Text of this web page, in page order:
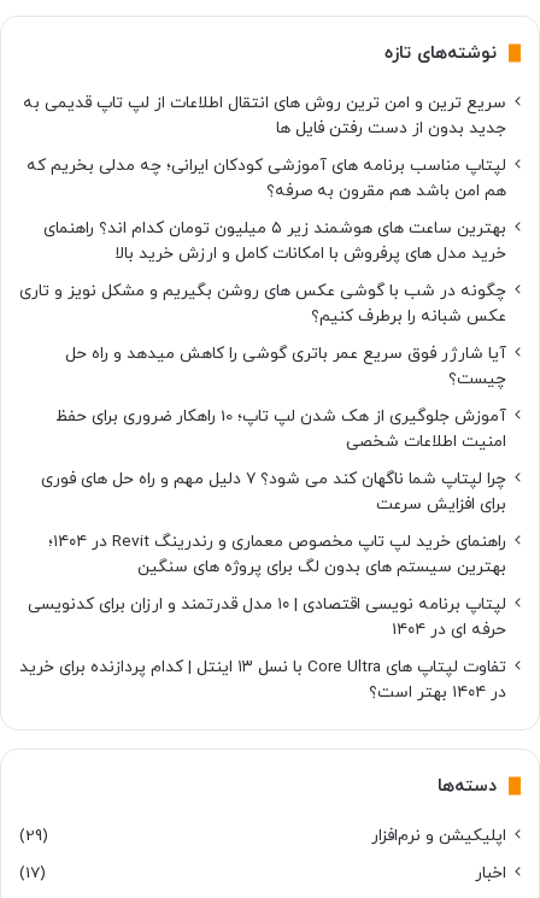
نوشته‌های تازه
سریع ترین و امن ترین روش های انتقال اطلاعات از لپ تاپ قدیمی به
جدید بدون از دست رفتن فایل ها
لپتاپ مناسب برنامه های آموزشی کودکان ایرانی؛ چه مدلی بخریم که
هم امن باشد هم مقرون به صرفه؟
بهترین ساعت های هوشمند زیر ۵ میلیون تومان کدام اند؟ راهنمای
خرید مدل های پرفروش با امکانات کامل و ارزش خرید بالا
چگونه در شب با گوشی عکس های روشن بگیریم و مشکل نویز و تاری
عکس شبانه را برطرف کنیم؟
آیا شارژر فوق سریع عمر باتری گوشی را کاهش میدهد و راه حل
چیست؟
آموزش جلوگیری از هک شدن لپ تاپ؛ 10 راهکار ضروری برای حفظ
امنیت اطلاعات شخصی
چرا لپتاپ شما ناگهان کند می شود؟ ۷ دلیل مهم و راه حل های فوری
برای افزایش سرعت
راهنمای خرید لپ تاپ مخصوص معماری و رندرینگ Revit در ۱۴۰۴؛
بهترین سیستم های بدون لگ برای پروژه های سنگین
لپتاپ برنامه نویسی اقتصادی | ۱۰ مدل قدرتمند و ارزان برای کدنویسی
حرفه ای در ۱۴۰۴
تفاوت لپتاپ های Core Ultra با نسل ۱۳ اینتل | کدام پردازنده برای خرید
در ۱۴۰۴ بهتر است؟
دسته‌ها
اپلیکیشن و نرم‌افزار
(29)
اخبار
(17)